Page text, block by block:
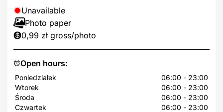
Open hours:
Poniedziałek
06:00 - 23:00
Wtorek
06:00 - 23:00
Środa
06:00 - 23:00
Czwartek
06:00 - 23:00
Unavailable
Photo paper
0,99 zł gross/photo